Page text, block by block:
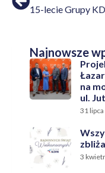
15-lecie Grupy
Najnowsze
na
ul.
31
3